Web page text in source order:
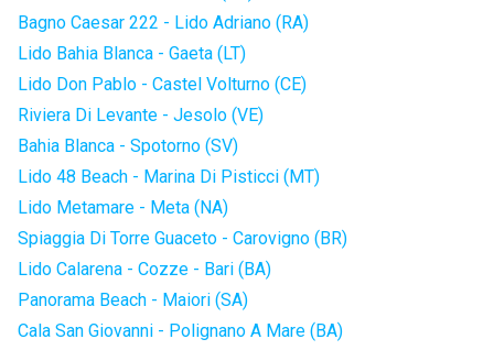
Bagno Caesar 222 - Lido Adriano (RA)
Lido Bahia Blanca - Gaeta (LT)
Lido Don Pablo - Castel Volturno (CE)
Riviera Di Levante - Jesolo (VE)
Bahia Blanca - Spotorno (SV)
Lido 48 Beach - Marina Di Pisticci (MT)
Lido Metamare - Meta (NA)
Spiaggia Di Torre Guaceto - Carovigno (BR)
Lido Calarena - Cozze - Bari (BA)
Panorama Beach - Maiori (SA)
Cala San Giovanni - Polignano A Mare (BA)